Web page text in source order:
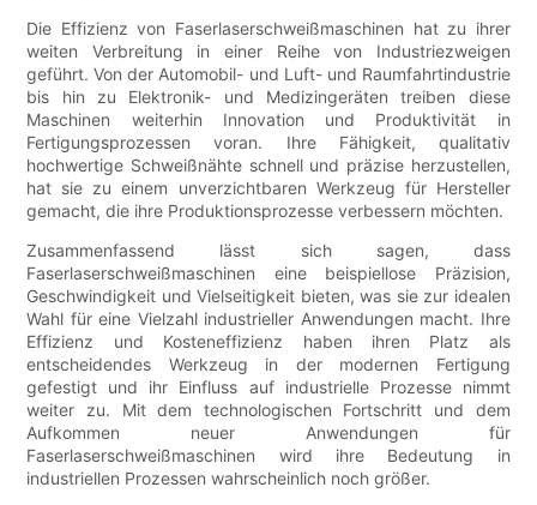
Die Effizienz von Faserlaserschweißmaschinen hat zu ihrer
weiten Verbreitung in einer Reihe von Industriezweigen
geführt. Von der Automobil- und Luft- und Raumfahrtindustrie
bis hin zu Elektronik- und Medizingeräten treiben diese
Maschinen weiterhin Innovation und Produktivität in
Fertigungsprozessen voran. Ihre Fähigkeit, qualitativ
hochwertige Schweißnähte schnell und präzise herzustellen,
hat sie zu einem unverzichtbaren Werkzeug für Hersteller
gemacht, die ihre Produktionsprozesse verbessern möchten.
Zusammenfassend lässt sich sagen, dass
Faserlaserschweißmaschinen eine beispiellose Präzision,
Geschwindigkeit und Vielseitigkeit bieten, was sie zur idealen
Wahl für eine Vielzahl industrieller Anwendungen macht. Ihre
Effizienz und Kosteneffizienz haben ihren Platz als
entscheidendes Werkzeug in der modernen Fertigung
gefestigt und ihr Einfluss auf industrielle Prozesse nimmt
weiter zu. Mit dem technologischen Fortschritt und dem
Aufkommen neuer Anwendungen für
Faserlaserschweißmaschinen wird ihre Bedeutung in
industriellen Prozessen wahrscheinlich noch größer.